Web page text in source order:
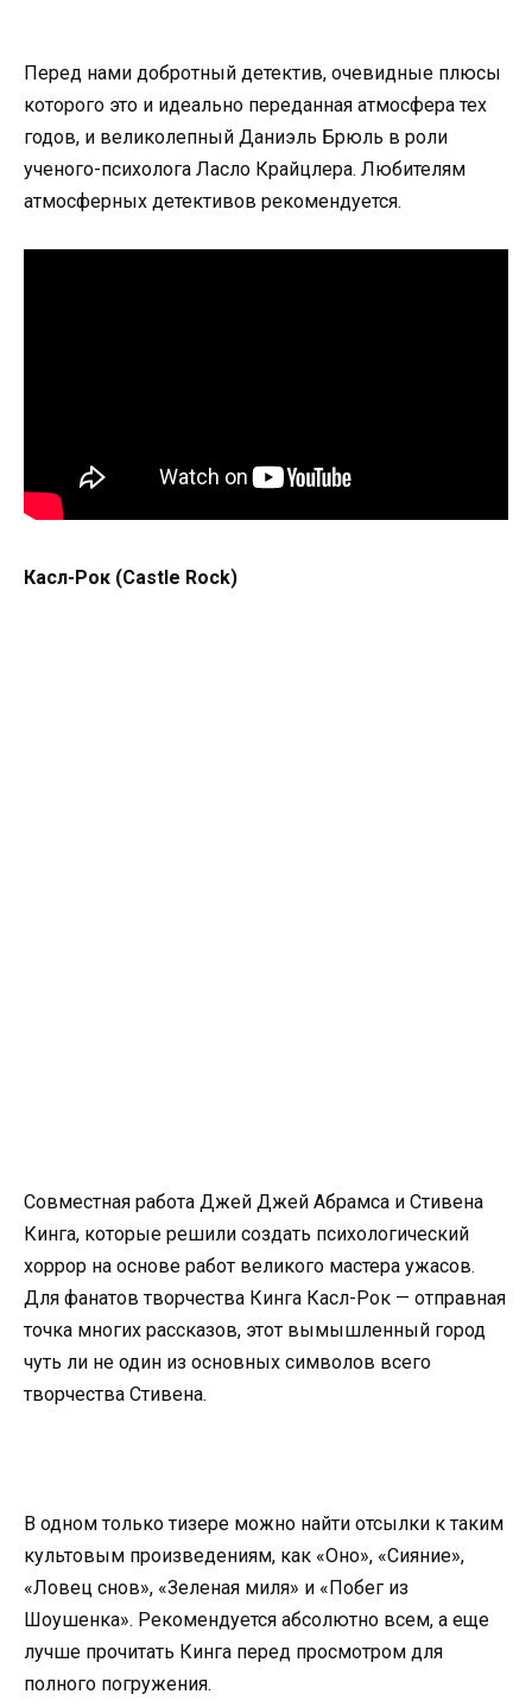
Перед нами добротный детектив, очевидные плюсы
которого это и идеально переданная атмосфера тех
годов, и великолепный Даниэль Брюль в роли
ученого-психолога Ласло Крайцлера. Любителям
атмосферных детективов рекомендуется.
Касл-Рок (Castle Rock)
Совместная работа Джей Джей Абрамса и Стивена
Кинга, которые решили создать психологический
хоррор на основе работ великого мастера ужасов.
Для фанатов творчества Кинга Касл-Рок — отправная
точка многих рассказов, этот вымышленный город
чуть ли не один из основных символов всего
творчества Стивена.
В одном только тизере можно найти отсылки к таким
культовым произведениям, как «Оно», «Сияние»,
«Ловец снов», «Зеленая миля» и «Побег из
Шоушенка». Рекомендуется абсолютно всем, а еще
лучше прочитать Кинга перед просмотром для
полного погружения.